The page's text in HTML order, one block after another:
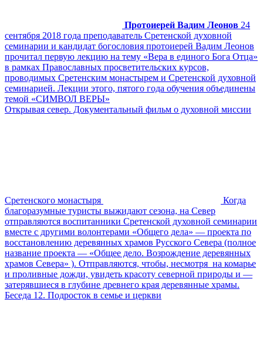
Протоиерей Вадим Леонов 24
сентября 2018 года преподаватель Сретенской духовной
семинарии и кандидат богословия протоиерей Вадим Леонов
прочитал первую лекцию на тему «Вера в единого Бога Отца»
в рамках Православных просветительских курсов,
проводимых Сретенским монастырем и Сретенской духовной
семинарией. Лекции этого, пятого года обучения объединены
темой «СИМВОЛ ВЕРЫ»
Открывая север. Документальный фильм о духовной миссии
Сретенского монастыря
Когда
благоразумные туристы выжидают сезона, на Север
отправляются воспитанники Сретенской духовной семинарии
вместе с другими волонтерами «Общего дела» — проекта по
восстановлению деревянных храмов Русского Севера (полное
название проекта — «Общее дело. Возрождение деревянных
храмов Севера» ). Отправляются, чтобы, несмотря на комарье
и проливные дожди, увидеть красоту северной природы и —
затерявшиеся в глубине древнего края деревянные храмы.
Беседа 12. Подросток в семье и церкви